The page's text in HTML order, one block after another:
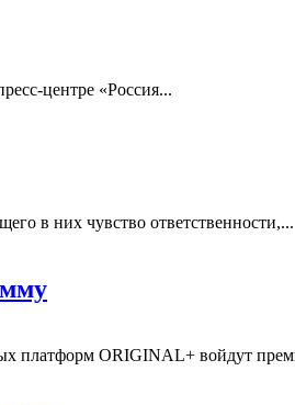
центре «Россия...
в них чувство ответственности,...
платформ ORIGINAL+ войдут